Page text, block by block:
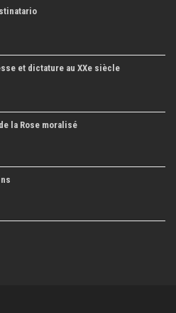
et dictature au XXe siècle
la Rose moralisé